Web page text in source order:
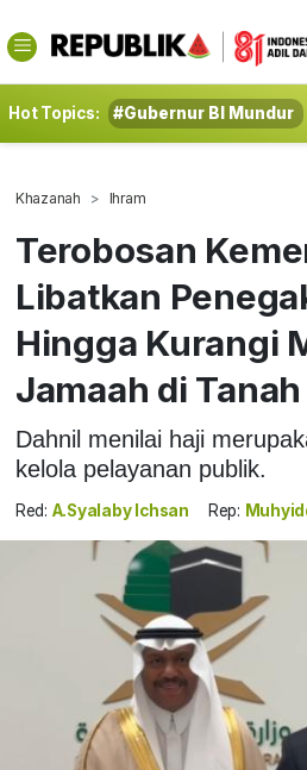
Hot Topics: #Gubernur BI Mundur
Khazanah Ihram
Terobosan
Libatkan
Hingga Kurangi
Jamaah di
Dahnil menilai haji
kelola pelayanan publik.
Red: A.Syalaby Ichsan Rep: